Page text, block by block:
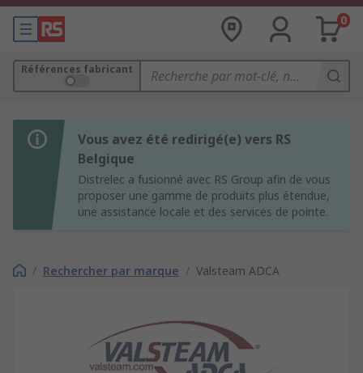
0
Références fabricant
Vous avez été redirigé(e) vers RS
Belgique
Distrelec a fusionné avec RS Group afin de vous
proposer une gamme de produits plus étendue,
une assistance locale et des services de pointe.
/ Rechercher par marque / Valsteam ADCA